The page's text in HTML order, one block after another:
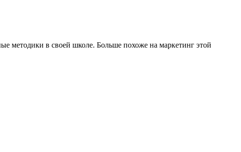
методики в своей школе. Больше похоже на маркетинг этой